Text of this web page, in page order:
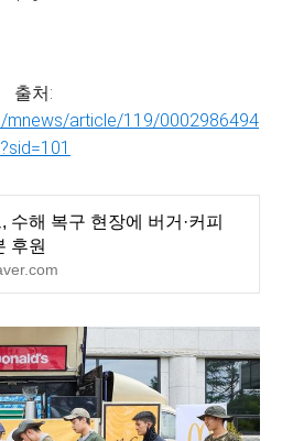
출처:
mnews/article/119/0002986494
?sid=101
수해 복구 현장에 버거·커피
후원